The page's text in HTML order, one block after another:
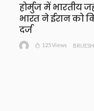
होर्मुज में भारतीय
भारत ने ईरान को
दर्ज
125 Views